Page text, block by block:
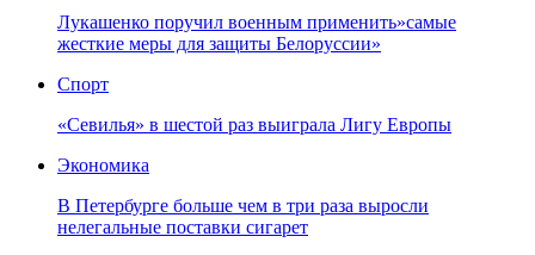
Лукашенко поручил военным применить»самые
жесткие меры для защиты Белоруссии»
Спорт
«Севилья» в шестой раз выиграла Лигу Европы
Экономика
В Петербурге больше чем в три раза выросли
нелегальные поставки сигарет